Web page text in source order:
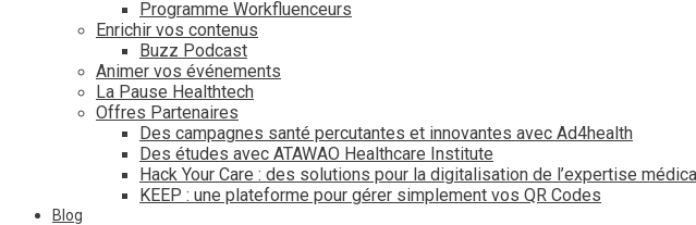
Programme Workfluenceurs
Enrichir vos contenus
Buzz Podcast
Animer vos événements
La Pause Healthtech
Offres Partenaires
Des campagnes santé percutantes et innovantes avec Ad4health
Des études avec ATAWAO Healthcare Institute
Hack Your Care : des solutions pour la digitalisation de l’expertise
KEEP : une plateforme pour gérer simplement vos QR Codes
Blog